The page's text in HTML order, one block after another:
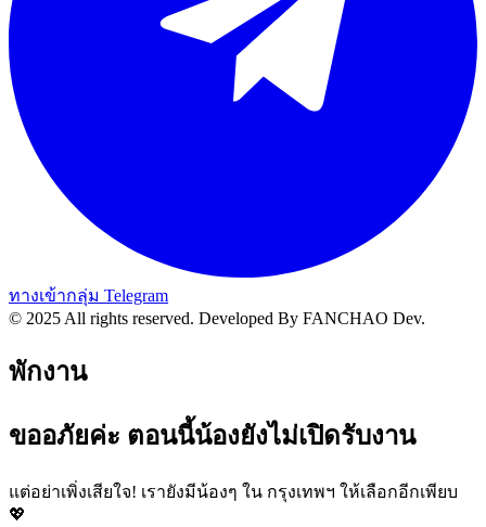
ทางเข้ากลุ่ม Telegram
© 2025 All rights reserved. Developed By FANCHAO Dev.
พักงาน
ขออภัยค่ะ ตอนนี้น้องยังไม่เปิดรับงาน
แต่อย่าเพิ่งเสียใจ! เรายังมีน้องๆ ใน กรุงเทพฯ ให้เลือกอีกเพียบ
💖